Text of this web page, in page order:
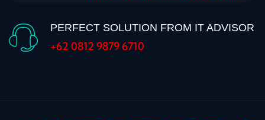
PERFECT SOLUTION FROM IT ADVISOR
+62 0812 9879 6710